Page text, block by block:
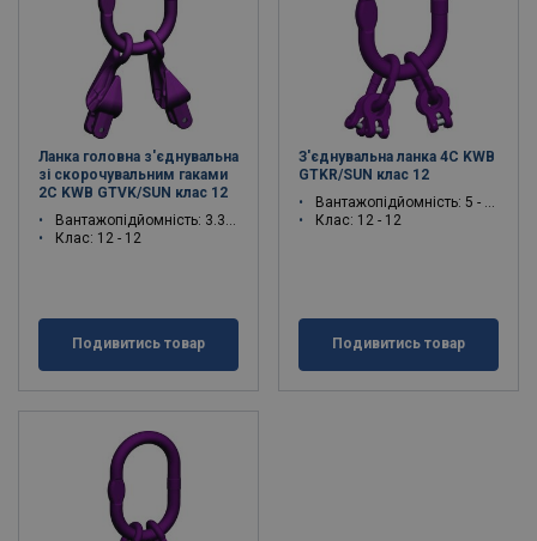
Ланка головна з'єднувальна
зі скорочувальним гаками
2C KWB GTVK/SUN клас 12
Вантажопідйомність: 3.35 - 17 тон
Клас: 12 - 12
Подивитись товар
З'єднувальна ланка 4C KWB
GTKR/SUN клас 12
Вантажопідйомність: 5 - 25.6 тон
Клас: 12 - 12
Подивитись товар